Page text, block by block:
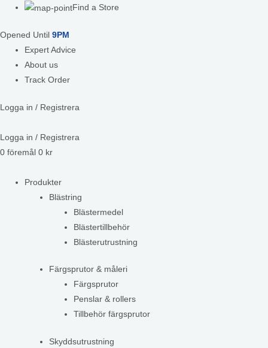
Find a Store
Opened Until 9PM
Expert Advice
About us
Track Order
Logga in / Registrera
Logga in / Registrera
0 föremål 0 kr
Produkter
Blästring
Blästermedel
Blästertillbehör
Blästerutrustning
Färgsprutor & måleri
Färgsprutor
Penslar & rollers
Tillbehör färgsprutor
Skyddsutrustning